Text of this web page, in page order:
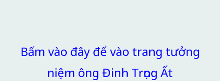
Bấm vào đây để vào trang tưởng
niệm ông Đinh Trọng Ất